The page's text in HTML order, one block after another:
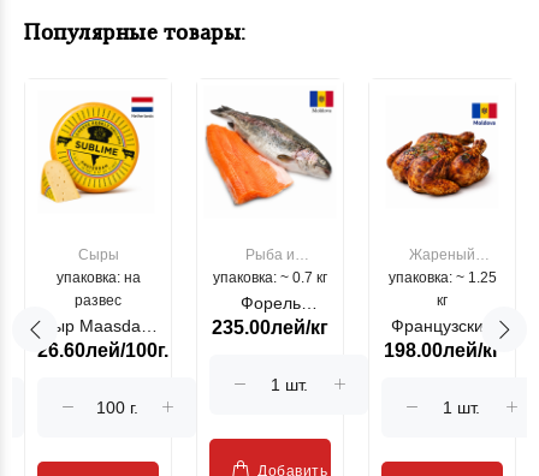
Популярные товары:
Сыры
упаковка: на
развес
Сыр Maasdam
Sublime Cow
26.60лей/100г.
Рыба и
морепродукты
упаковка: ~ 0.7 кг
Форель
лососевая
Moldovenesc"
235.00лей/кг
Добавить
Жареный
цыпленок
упаковка: ~ 1.25
кг
Французский
гриль, кг
198.00лей/кг